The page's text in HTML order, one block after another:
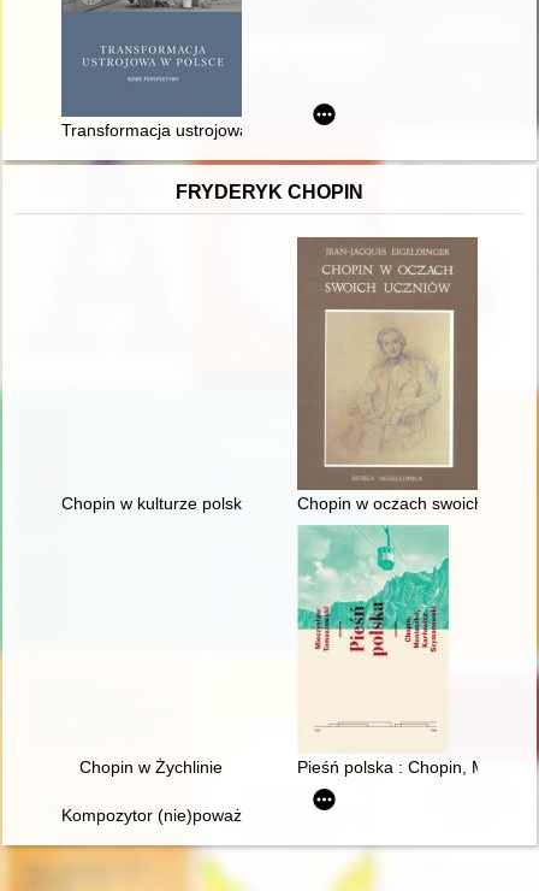
Transformacja ustrojowa w Polsce : nowe perspektywy
FRYDERYK CHOPIN
Chopin w kulturze polskiej Chopin w oczach swoich
Chopin w Żychlinie Pieśń polska : Chopin,
Kompozytor (nie)poważny. Poczucie humoru Fryderyka